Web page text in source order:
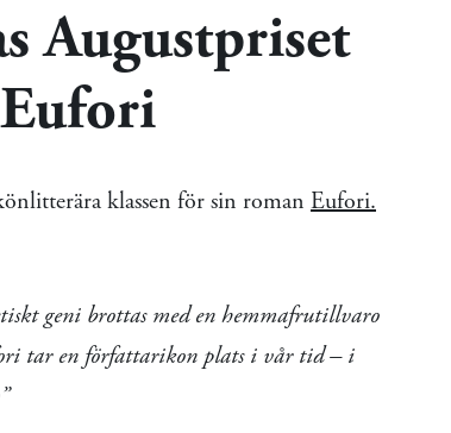
Augustpriset
klassen för sin roman Eufori.
geni brottas med en hemmafrutillvaro
tar en författarikon plats i vår tid – i